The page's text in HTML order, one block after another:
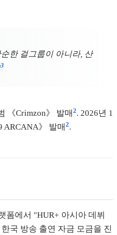
한 걸그룹이 아니라, 산
3
《Crimzon》 발매 2. 2026년 1
ARCANA》 발매 2.
폼에서 "HUR+ 아시아 데뷔
국 방송 출연 자금 모금을 진